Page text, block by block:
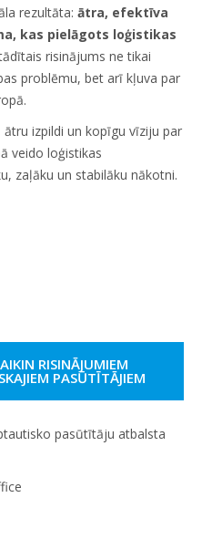
rezultāta: ātra, efektīva
kas pielāgots loģistikas
risinājums ne tikai
problēmu, bet arī kļuva par
izpildi un kopīgu vīziju par
veido loģistikas
zaļāku un stabilāku nākotni.
RISINĀJUMIEM
PASŪTĪTĀJIEM
pasūtītāju atbalsta